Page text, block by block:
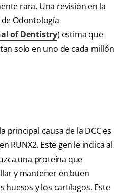
rara. Una revisión en la
Odontología
of Dentistry) estima que
solo en uno de cada millón
principal causa de la DCC es
RUNX2. Este gen le indica al
una proteína que
y mantener en buen
huesos y los cartílagos. Este